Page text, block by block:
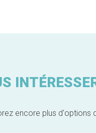
encore plus d'options